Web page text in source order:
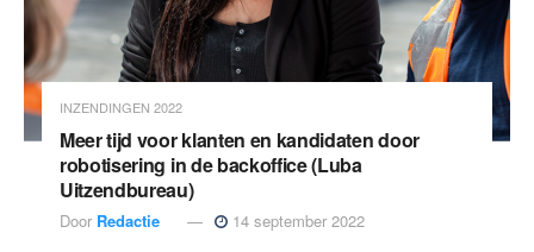
INZENDINGEN 2022
Meer tijd voor klanten en kandidaten door
robotisering in de backoffice (Luba
Uitzendbureau)
Door Redactie 14 september 2022